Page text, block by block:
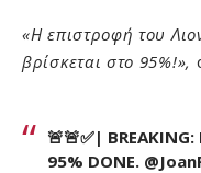
«Η επιστροφή του
βρίσκεται στο 95%!»,
🚨🚨✅|
95% DONE.